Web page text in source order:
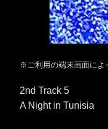
※ご利用の端末画面によ
2nd Track 5
A Night in Tunisia